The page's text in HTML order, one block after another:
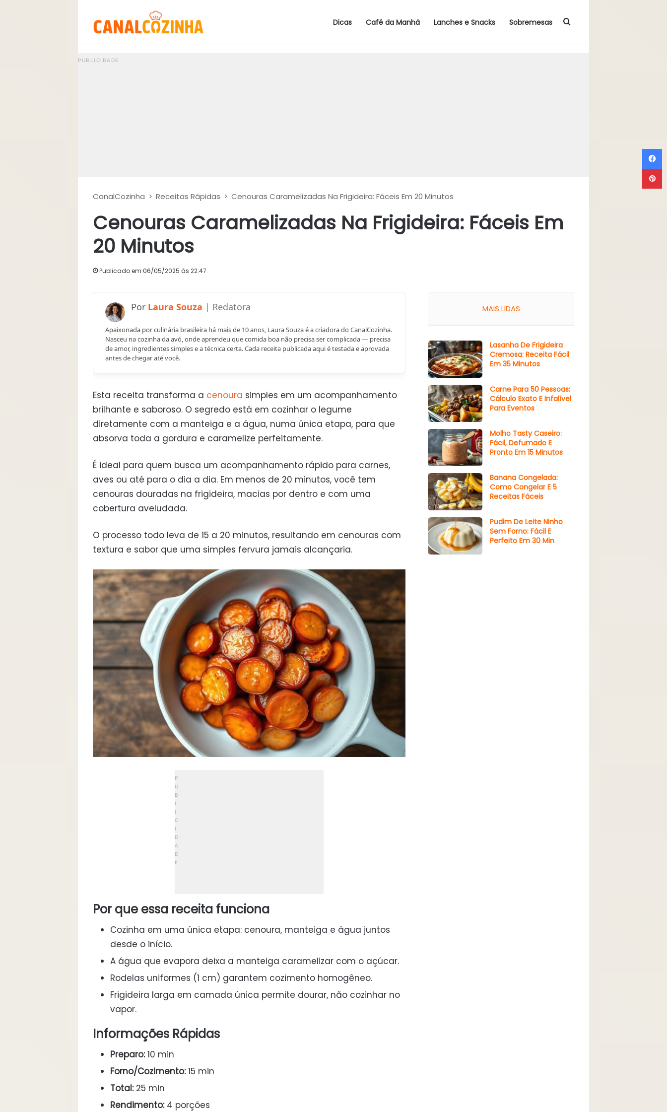
Dicas Café da Manhã Lanches e Snacks Sobremesas Procurar por
CanalCozinha > Receitas Rápidas > Cenouras Caramelizadas Na Frigideira: Fáceis Em 20 Minutos
Cenouras Caramelizadas Na Frigideira: Fáceis Em
20 Minutos
Publicado em 06/05/2025 às 22:47
Laura Souza
Apaixonada por culinária brasileira há mais de 10 anos, Laura Souza é a criadora do CanalCozinha.
Nasceu na cozinha da avó, onde aprendeu que comida boa não precisa ser complicada — precisa
de amor, ingredientes simples e a técnica certa. Cada receita publicada aqui é testada e aprovada
antes de chegar até você.
Esta receita transforma a cenoura simples em um acompanhamento
brilhante e saboroso. O segredo está em cozinhar o legume
diretamente com a manteiga e a água, numa única etapa, para que
absorva toda a gordura e caramelize perfeitamente.
É ideal para quem busca um acompanhamento rápido para carnes,
aves ou até para o dia a dia. Em menos de 20 minutos, você tem
cenouras douradas na frigideira, macias por dentro e com uma
cobertura aveludada.
O processo todo leva de 15 a 20 minutos, resultando em cenouras com
textura e sabor que uma simples fervura jamais alcançaria.
Por que essa receita funciona
Cozinha em uma única etapa: cenoura, manteiga e água juntos
desde o início.
A água que evapora deixa a manteiga caramelizar com o açúcar.
Rodelas uniformes (1 cm) garantem cozimento homogêneo.
Frigideira larga em camada única permite dourar, não cozinhar no
vapor.
Informações Rápidas
Preparo:10 min
Forno/Cozimento:15 min
Total:25 min
Rendimento:4 porções
MAIS LIDAS
Lasanha De Frigideira
Cremosa: Receita Fácil
Em 35 Minutos
Carne Para 50 Pessoas:
Cálculo Exato E Infalível
Para Eventos
Molho Tasty Caseiro:
Fácil, Defumado E
Pronto Em 15 Minutos
Banana Congelada:
Como Congelar E 5
Receitas Fáceis
Pudim De Leite Ninho
Sem Forno: Fácil E
Perfeito Em 30 Min